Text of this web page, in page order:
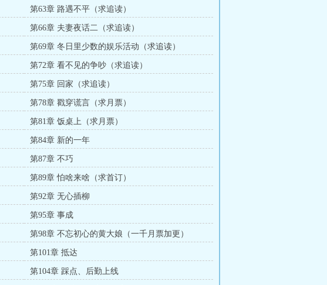
第63章 路遇不平（求追读）
第66章 夫妻夜话二（求追读）
第69章 冬日里少数的娱乐活动（求追读）
第72章 看不见的争吵（求追读）
第75章 回家（求追读）
第78章 戳穿谎言（求月票）
第81章 饭桌上（求月票）
第84章 新的一年
第87章 不巧
第89章 怕啥来啥（求首订）
第92章 无心插柳
第95章 事成
第98章 不忘初心的黄大娘（一千月票加更）
第101章 抵达
第104章 踩点、后勤上线